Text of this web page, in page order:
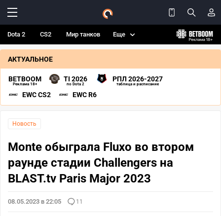
Dota 2 CS2 Мир танков Еще
АКТУАЛЬНОЕ
BETBOOM
Реклама 18+
TI 2026
по Dota 2
РПЛ 2026-2027
таблица и расписание
EWC CS2 EWC R6
Новость
Monte обыграла Fluxo во втором
раунде стадии Challengers на
BLAST.tv Paris Major 2023
08.05.2023 в 22:05 11